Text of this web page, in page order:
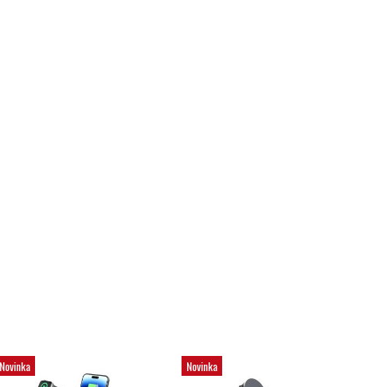
Novinka Novinka